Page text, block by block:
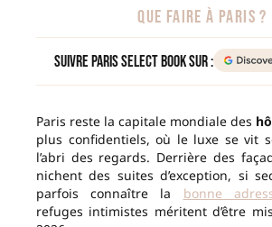
QUE FAIRE À PARIS ?
Suivre Paris Select Book sur :
Paris reste la capitale mondiale des
plus confidentiels, où le luxe se vit
l’abri des regards. Derrière des
nichent des suites d’exception, si
parfois connaître la bonne
refuges intimistes méritent d’être